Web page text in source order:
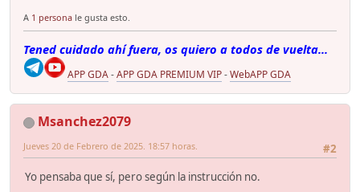
A 1 persona le gusta esto.
Tened cuidado ahí fuera, os quiero a todos de vuelta...
APP GDA-APP GDA PREMIUM VIP-WebAPP GDA
Msanchez2079
#2
Jueves 20 de Febrero de 2025. 18:57 horas.
Yo pensaba que sí, pero según la instrucción no.